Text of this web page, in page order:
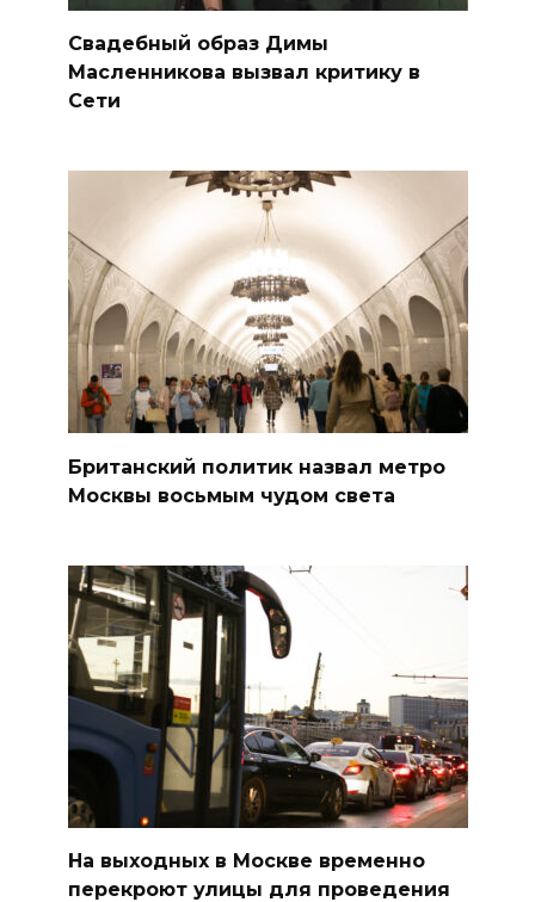
Свадебный образ Димы
Масленникова вызвал критику в
Сети
Британский политик назвал метро
Москвы восьмым чудом света
На выходных в Москве временно
перекроют улицы для проведения